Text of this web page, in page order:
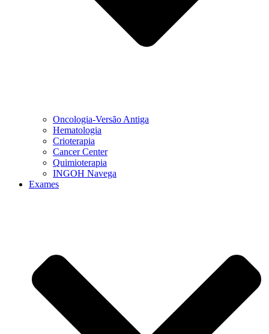
Oncologia-Versão Antiga
Hematologia
Crioterapia
Cancer Center
Quimioterapia
INGOH Navega
Exames